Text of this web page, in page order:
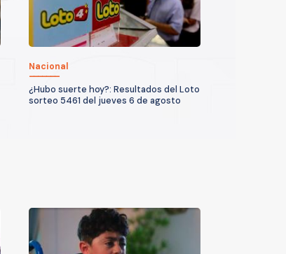
Nacional
¿Hubo suerte hoy?: Resultados del Loto
sorteo 5461 del jueves 6 de agosto